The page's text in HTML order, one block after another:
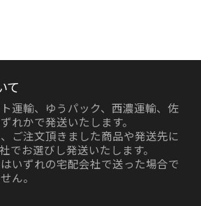
て
運輸、ゆうパック、西濃運輸、佐
れかで発送いたします。
ご注文頂きました商品や発送先に
でお選びし発送いたします。
いずれの宅配会社で送った場合で
ん。